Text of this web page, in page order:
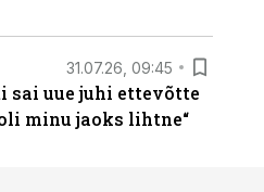
31.07.26, 09:45
sai uue juhi ettevõtte
minu jaoks lihtne“